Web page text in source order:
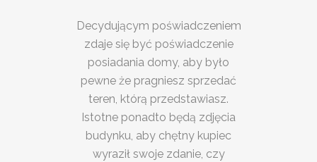
Decydującym poświadczeniem
zdaje się być poświadczenie
posiadania domy, aby było
pewne że pragniesz sprzedać
teren, którą przedstawiasz.
Istotne ponadto będą zdjęcia
budynku, aby chętny kupiec
wyraził swoje zdanie, czy